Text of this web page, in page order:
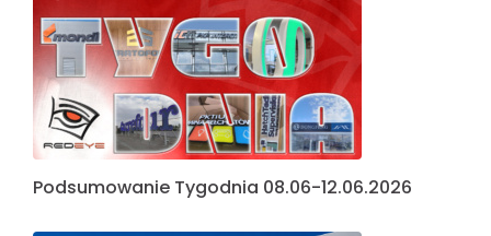
Podsumowanie Tygodnia 08.06-12.06.2026